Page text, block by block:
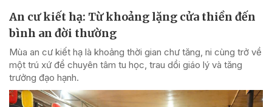
An cư kiết hạ: Từ khoảng lặng cửa thiền đến
bình an đời thường
Mùa an cư kiết hạ là khoảng thời gian chư tăng, ni cùng trở về
một trú xứ để chuyên tâm tu học, trau dồi giáo lý và tăng
trưởng đạo hạnh.